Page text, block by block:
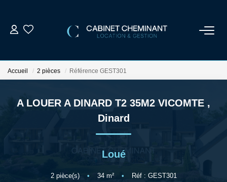
LOUER
VENDRE
GESTION LOCATIVE
Accueil 2 pièces Référence GEST301
A LOUER A DINARD T2 35M2 VICOMTE ,
Dinard
Loué
2pièce(s) • 34m² • Réf : GEST301